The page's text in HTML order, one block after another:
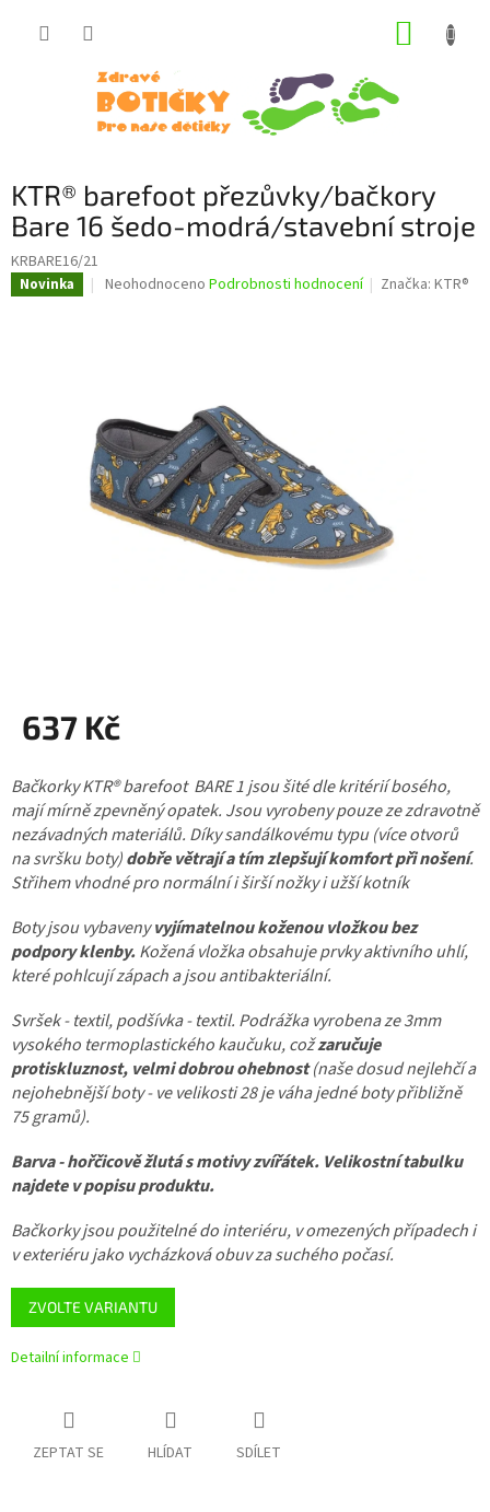
KTR® barefoot přezůvky/bačkory
Bare 16 šedo-modrá/stavební stroje
KRBARE16/21
Novinka
Průměrné
hvězdiček.
Neohodnoceno Podrobnosti hodnocení Značka:KTR®
637 Kč
cena:
ZVOLTE VARIANTU
Bačkorky KTR® barefoot BARE 1 jsou šité dle kritérií bosého,
mají mírně zpevněný opatek. Jsou vyrobeny pouze ze zdravotně
nezávadných materiálů. Díky sandálkovému typu (více otvorů
na svršku boty)dobře větrají a tím zlepšují komfort při nošení.
Střihem vhodné pro normální i širší nožky i užší kotník
Boty jsou vybavenyvyjímatelnou koženou vložkoubez
podpory klenby.Kožená vložka obsahuje prvky aktivního uhlí,
které pohlcují zápach a jsou antibakteriální.
Svršek - textil, podšívka - textil. Podrážka vyrobena ze 3mm
vysokého termoplastického kaučuku, cožzaručuje
protiskluznost, velmi dobrou ohebnost(naše dosud nejlehčí a
nejohebnější boty - ve velikosti 28 je váha jedné boty přibližně
75 gramů).
Barva - hořčicově žlutá s motivy zvířátek. Velikostní tabulku
najdete v popisu produktu.
Bačkorky jsou použitelné do interiéru, v omezených případech i
v exteriéru jako vycházková obuv za suchého počasí.
Detailní informace
ZEPTAT SE HLÍDAT SDÍLET